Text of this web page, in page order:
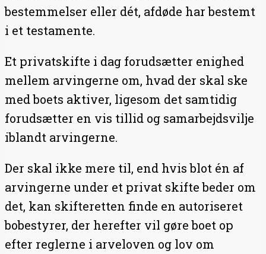
bestemmelser eller dét, afdøde har bestemt
i et testamente.
Et privatskifte i dag forudsætter enighed
mellem arvingerne om, hvad der skal ske
med boets aktiver, ligesom det samtidig
forudsætter en vis tillid og samarbejdsvilje
iblandt arvingerne.
Der skal ikke mere til, end hvis blot én af
arvingerne under et privat skifte beder om
det, kan skifteretten finde en autoriseret
bobestyrer, der herefter vil gøre boet op
efter reglerne i arveloven og lov om